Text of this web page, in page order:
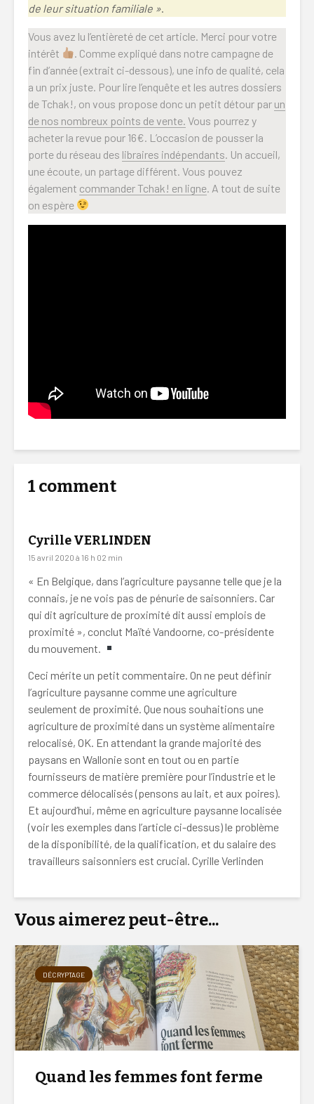
de leur situation familiale ».
Vous avez lu l’entièreté de cet article. Merci pour votre
intérêt
. Comme expliqué dans notre campagne de
fin d’année (extrait ci-dessous), une info de qualité, cela
a un prix juste. Pour lire l’enquête et les autres dossiers
de Tchak!, on vous propose donc un petit détour par un
de nos nombreux points de vente. Vous pourrez y
acheter la revue pour 16€. L’occasion de pousser la
porte du réseau des libraires indépendants. Un accueil,
une écoute, un partage différent. Vous pouvez
également commander Tchak! en ligne. A tout de suite
on espère
1 comment
Cyrille VERLINDEN
15 avril 2020 à 16 h 02 min
« En Belgique, dans l’agriculture paysanne telle que je la
connais, je ne vois pas de pénurie de saisonniers. Car
qui dit agriculture de proximité dit aussi emplois de
proximité », conclut Maïté Vandoorne, co-présidente
du mouvement.
Ceci mérite un petit commentaire. On ne peut définir
l’agriculture paysanne comme une agriculture
seulement de proximité. Que nous souhaitions une
agriculture de proximité dans un système alimentaire
relocalisé, OK. En attendant la grande majorité des
paysans en Wallonie sont en tout ou en partie
fournisseurs de matière première pour l’industrie et le
commerce délocalisés (pensons au lait, et aux poires).
Et aujourd’hui, même en agriculture paysanne localisée
(voir les exemples dans l’article ci-dessus) le problème
de la disponibilité, de la qualification, et du salaire des
travailleurs saisonniers est crucial. Cyrille Verlinden
Vous aimerez peut-être...
DÉCRYPTAGE
Quand les femmes font ferme